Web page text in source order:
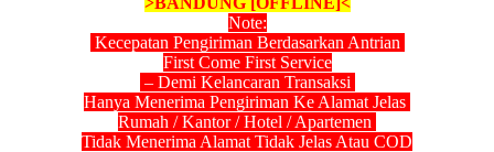
Note:
Kecepatan Pengiriman Berdasarkan Antrian
First Come First Service
– Demi Kelancaran Transaksi
Hanya Menerima Pengiriman Ke Alamat Jelas
Rumah / Kantor / Hotel / Apartemen
Tidak Menerima Alamat Tidak Jelas Atau COD